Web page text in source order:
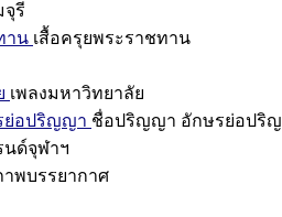
จุรี
าน เสื้อครุยพระราชทาน
เพลงมหาวิทยาลัย
ย่อปริญญา ชื่อปริญญา อักษรย่อปริ
นด์จุฬาฯ
พบรรยากาศ